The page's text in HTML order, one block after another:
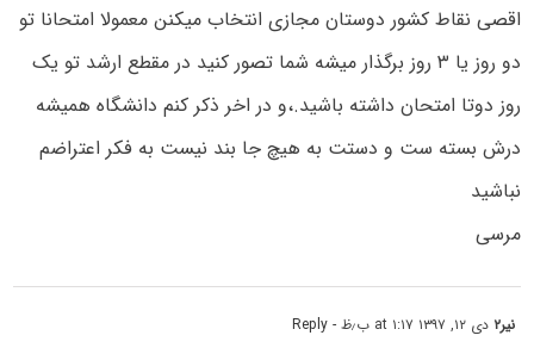
اقصی نقاط کشور دوستان مجازی انتخاب میکنن معمولا امتحانا تو
دو روز یا ۳ روز برگذار میشه شما تصور کنید در مقطع ارشد تو یک
روز دوتا امتحان داشته باشید.،و در اخر ذکر کنم دانشگاه همیشه
درش بسته ست و دستت به هیچ جا بند نیست به فکر اعتراضم
نباشید
مرسی
نیر۲ دی ۱۲, ۱۳۹۷ at ۱:۱۷ ب٫ظ - Reply